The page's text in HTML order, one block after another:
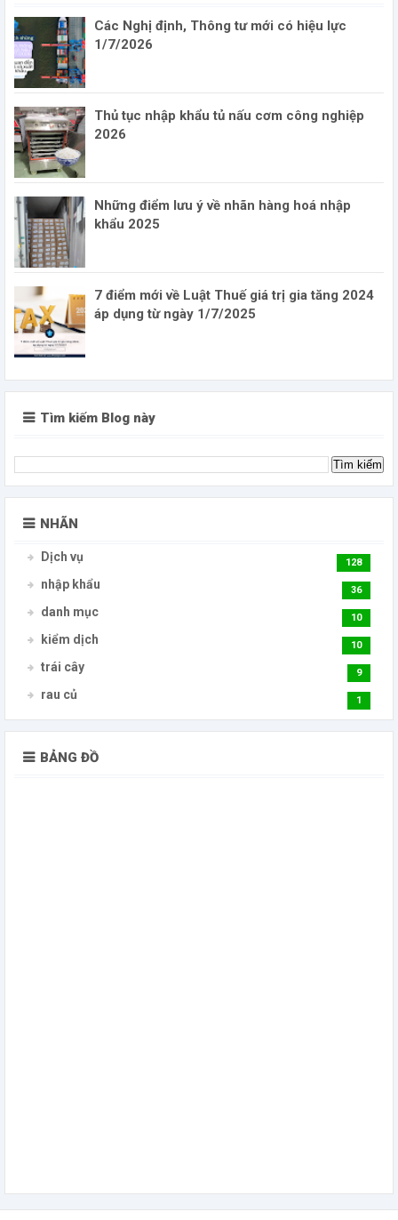
Các Nghị định, Thông tư mới có hiệu lực
1/7/2026
Thủ tục nhập khẩu tủ nấu cơm công nghiệp
2026
Những điểm lưu ý về nhãn hàng hoá nhập
khẩu 2025
7 điểm mới về Luật Thuế giá trị gia tăng 2024
áp dụng từ ngày 1/7/2025
Tìm kiếm Blog này
NHÃN
Dịch vụ 128
nhập khẩu 36
danh mục 10
kiểm dịch 10
trái cây 9
rau củ 1
BẢNG ĐỒ